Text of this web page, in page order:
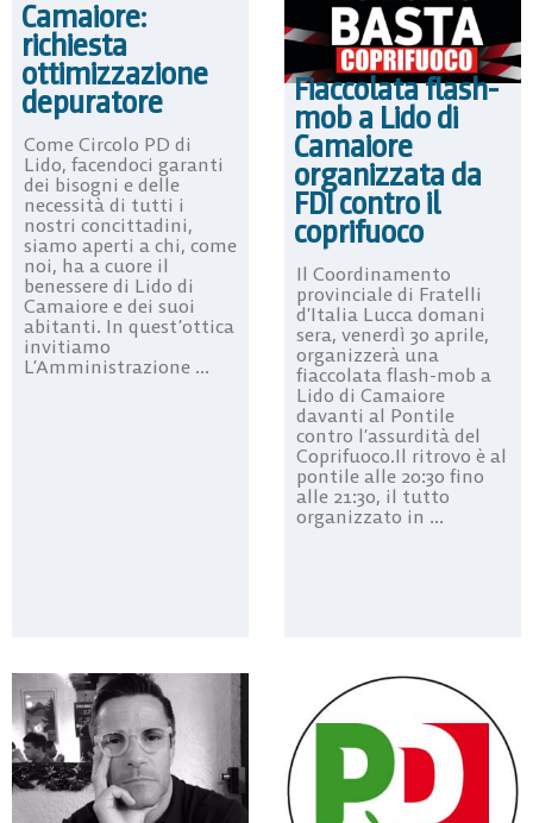
Camaiore:
richiesta
ottimizzazione
depuratore
Come Circolo PD di
Lido, facendoci garanti
dei bisogni e delle
necessità di tutti i
nostri concittadini,
siamo aperti a chi, come
noi, ha a cuore il
benessere di Lido di
Camaiore e dei suoi
abitanti. In quest’ottica
invitiamo
L’Amministrazione ...
Fiaccolata flash-
mob a Lido di
Camaiore
organizzata da
FDI contro il
coprifuoco
Il Coordinamento
provinciale di Fratelli
d’Italia Lucca domani
sera, venerdì 30 aprile,
organizzerà una
fiaccolata flash-mob a
Lido di Camaiore
davanti al Pontile
contro l’assurdità del
Coprifuoco.Il ritrovo è al
pontile alle 20:30 fino
alle 21:30, il tutto
organizzato in ...